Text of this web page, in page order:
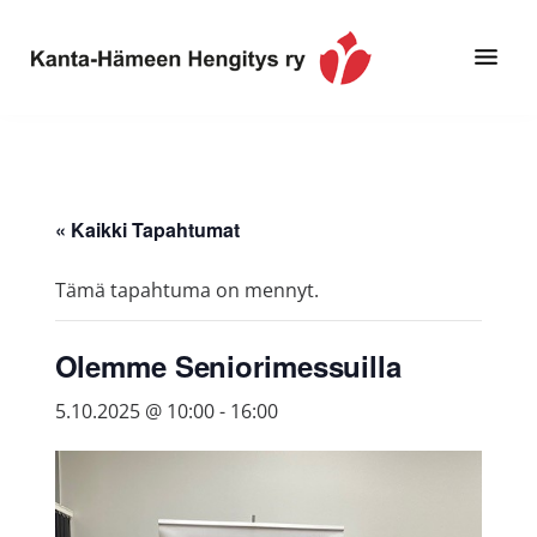
pääsisältöön
alatunnisteeseen
Hengitys
erityisesti
sinua
keuhkoahtaumatauti,uniapnea,
muut
sisäilma
« Kaikki Tapahtumat
Tämä tapahtuma on mennyt.
Olemme Seniorimessuilla
5.10.2025 @ 10:00- 16:00